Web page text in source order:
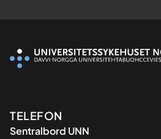
Kontaktinformasjon
TELEFON
Sentralbord UNN